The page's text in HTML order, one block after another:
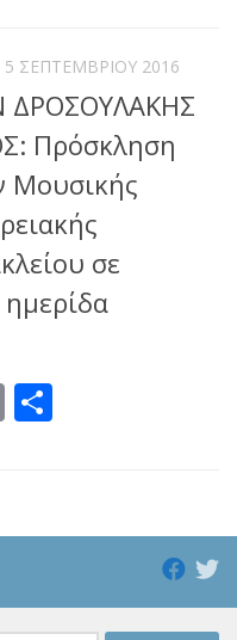
5 ΣΕΠΤΕΜΒΡΊΟΥ 2016
ΔΡΟΣΟΥΛΑΚΗΣ
Πρόσκληση
Μουσικής
σε
Copy